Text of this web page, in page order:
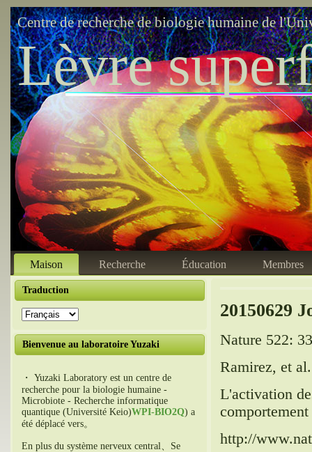
Centre de recherche de biologie humaine de
Lèvre
Maison Recherche Éducation Membres
Traduction
Bienvenue au laboratoire Yuzaki
・ Yuzaki Laboratory est un centre de
recherche pour la biologie humaine -
Microbiote - Recherche informatique
quantique (Université Keio)WPI-BIO2Q) a
été déplacé vers。
En plus du système nerveux central、Se
20150629
Nature 522:
Ramirez, et al.
L'activation
http://